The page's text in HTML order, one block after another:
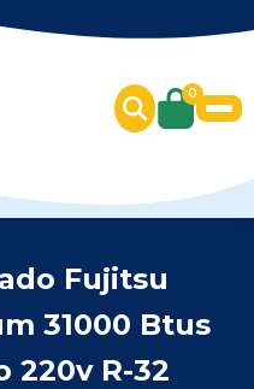
0
Fujitsu
31000 Btus
220v R-32